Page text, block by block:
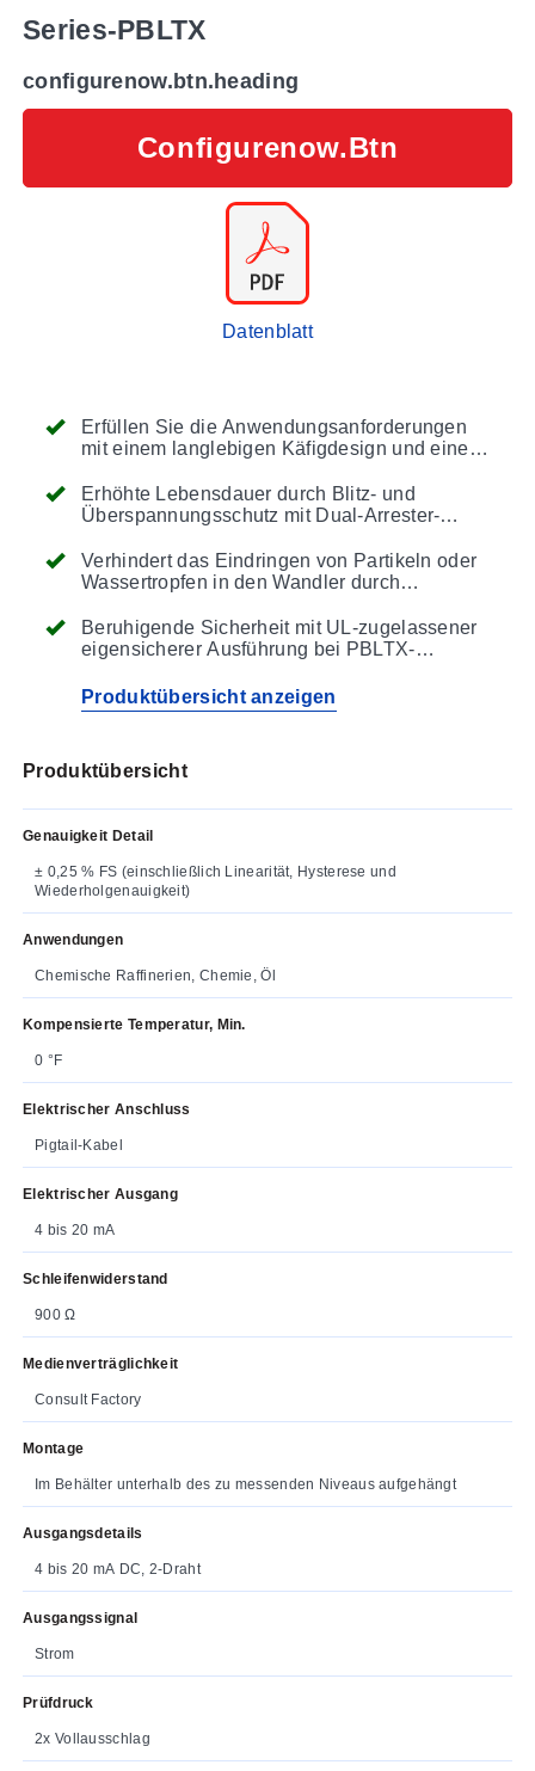
Erfüllen Sie die Anwendungsanforderungen
mit einem langlebigen Käfigdesign und einer
verstopft und beständig gegen Schäden durch
schwebende Feststoffe ist
Erhöhte Lebensdauer durch Blitz- und
Überspannungsschutz mit Dual-Arrester-
Netzstromüberspannungen als auch
Blitzschlagtransienten (Überspannungsschutz
Garantie abgedeckt) bei PBLT2-Modellen
eliminiert
Verhindert das Eindringen von Partikeln oder
Wassertropfen in den Wandler durch
Beruhigende Sicherheit mit UL-zugelassener
eigensicherer Ausführung bei PBLTX-
Gefahrenbereichen bei Verwendung mit
geeignetem Barriereschutz
Produktübersicht anzeigen
Series-PBLTX
configurenow.btn.heading
Configurenow.btn
Datenblatt
Produktübersicht
Genauigkeit Detail
± 0,25 % FS (einschließlich Linearität, Hysterese und
Wiederholgenauigkeit)
Anwendungen
Chemische Raffinerien, Chemie, Öl
Kompensierte Temperatur, Min.
0 °F
Elektrischer Anschluss
Pigtail-Kabel
Elektrischer Ausgang
4 bis 20 mA
Schleifenwiderstand
900 Ω
Medienverträglichkeit
Consult Factory
Montage
Im Behälter unterhalb des zu messenden Niveaus aufgehängt
Ausgangsdetails
4 bis 20 mA DC, 2-Draht
Ausgangssignal
Strom
Prüfdruck
2x Vollausschlag